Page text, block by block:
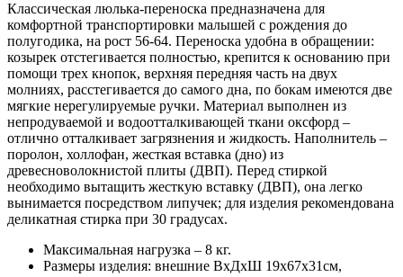
Классическая люлька-переноска предназначена для
комфортной транспортировки малышей с рождения до
полугодика, на рост 56-64. Переноска удобна в обращении:
козырек отстегивается полностью, крепится к основанию при
помощи трех кнопок, верхняя передняя часть на двух
молниях, расстегивается до самого дна, по бокам имеются две
мягкие нерегулируемые ручки. Материал выполнен из
непродуваемой и водоотталкивающей ткани оксфорд –
отлично отталкивает загрязнения и жидкость. Наполнитель –
поролон, холлофан, жесткая вставка (дно) из
древесноволокнистой плиты (ДВП). Перед стиркой
необходимо вытащить жесткую вставку (ДВП), она легко
вынимается посредством липучек; для изделия рекомендована
деликатная стирка при 30 градусах.
Максимальная нагрузка – 8 кг.
Размеры изделия: внешние ВхДхШ 19х67х31см,